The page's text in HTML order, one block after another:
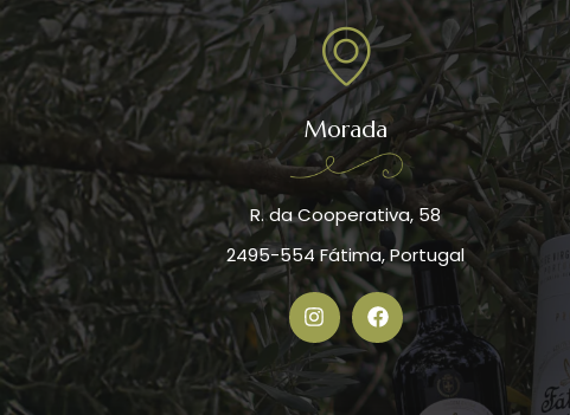
Morada
R. da Cooperativa, 58
2495-554 Fátima, Portugal